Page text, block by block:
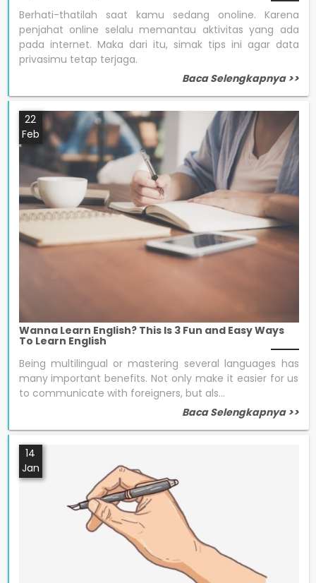
Berhati-thatilah saat kamu sedang onoline. Karena
penjahat online selalu memantau aktivitas yang ada
pada internet. Maka dari itu, simak tips ini agar data
privasimu tetap terjaga.
Baca Selengkapnya >>
22
Feb
Wanna Learn English? This Is 3 Fun and Easy Ways
To Learn English
Being multilingual or mastering several languages has
many important benefits. Not only make it easier for us
to communicate with foreigners, but als...
Baca Selengkapnya >>
14
Jan